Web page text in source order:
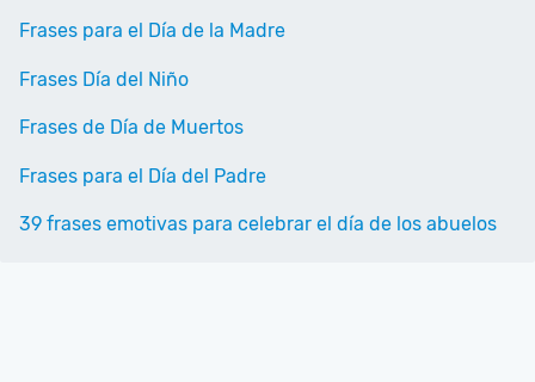
Frases para el Día de la Madre
Frases Día del Niño
Frases de Día de Muertos
Frases para el Día del Padre
39 frases emotivas para celebrar el día de los abuelos